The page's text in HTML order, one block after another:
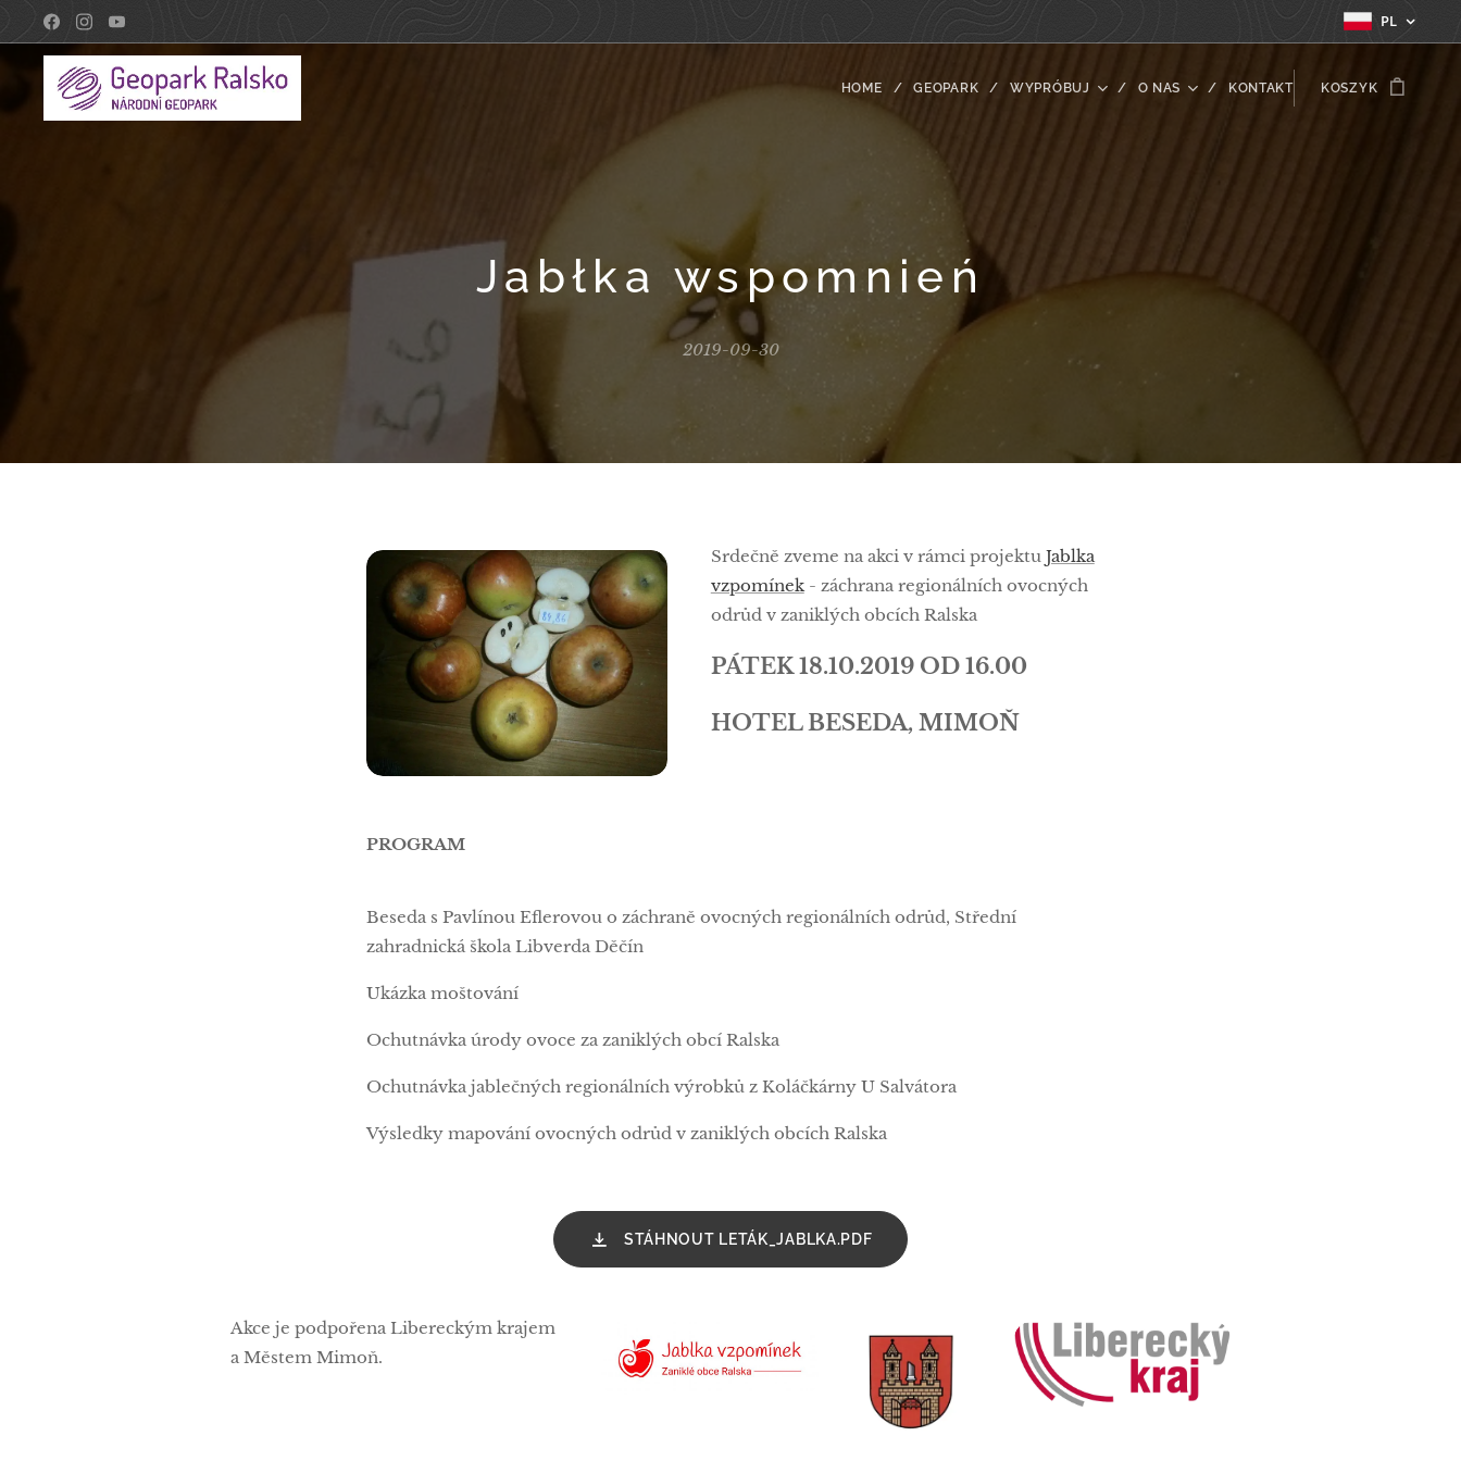
PL
HOME GEOPARK WYPRÓBUJ O NAS KONTAKT KOSZYK
Jabłka wspomnień
2019-09-30
Srdečně zveme na akci v rámci projektu Jablka
vzpomínek- záchrana regionálních ovocných
odrůd v zaniklých obcích Ralska
PÁTEK 18.10.2019 OD 16.00
HOTEL BESEDA, MIMOŇ
PROGRAM
Beseda s Pavlínou Eflerovou o záchraně ovocných regionálních odrůd, Střední
zahradnická škola Libverda Děčín
Ukázka moštování
Ochutnávka úrody ovoce za zaniklých obcí Ralska
Ochutnávka jablečných regionálních výrobků z Koláčkárny U Salvátora
Výsledky mapování ovocných odrůd v zaniklých obcích Ralska
STÁHNOUT LETÁK_JABLKA.PDF
Akce je podpořena Libereckým krajem
a Městem Mimoň.